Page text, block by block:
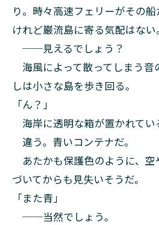
り。時々高速フェリーがその
けれど巌流島に寄る気配はない。
──見えるでしょう？
海風によって散ってしまう音
しは小さな島を歩き回る。
「ん？」
海岸に透明な箱が置かれてい
違う。青いコンテナだ。
あたかも保護色のように、
づいてからも見失いそうだ。
「また青」
──当然でしょう。